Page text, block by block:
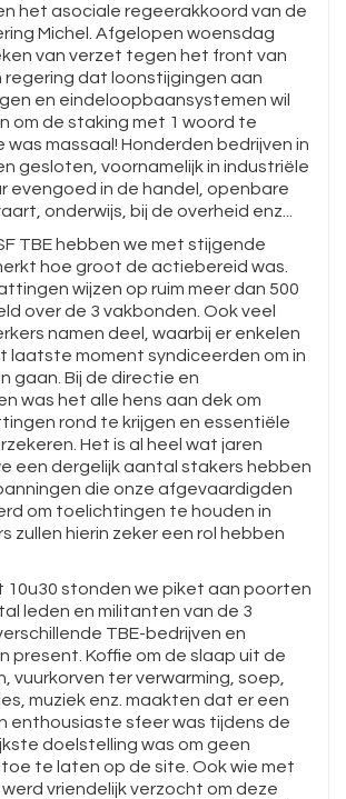
het asociale regeerakkoord van de
Michel. Afgelopen woensdag
van verzet tegen het front van
regering dat loonstijgingen aan
en eindeloopbaansystemen wil
om de staking met 1 woord te
was massaal! Honderden bedrijven in
gesloten, voornamelijk in industriële
evengoed in de handel, openbare
onderwijs, bij de overheid enz...
TBE hebben we met stijgende
hoe groot de actiebereid was.
wijzen op ruim meer dan 500
over de 3 vakbonden. Ook veel
namen deel, waarbij er enkelen
laatste moment syndiceerden om in
gaan. Bij de directie en
was het alle hens aan dek om
rond te krijgen en essentiële
Het is al heel wat jaren
een dergelijk aantal stakers hebben
die onze afgevaardigden
om toelichtingen te houden in
zullen hierin zeker een rol hebben
10u30 stonden we piket aan poorten
tal leden en militanten van de 3
TBE-bedrijven en
present. Koffie om de slaap uit de
vuurkorven ter verwarming, soep,
muziek enz. maakten dat er een
enthousiaste sfeer was tijdens de
doelstelling was om geen
te laten op de site. Ook wie met
vriendelijk verzocht om deze